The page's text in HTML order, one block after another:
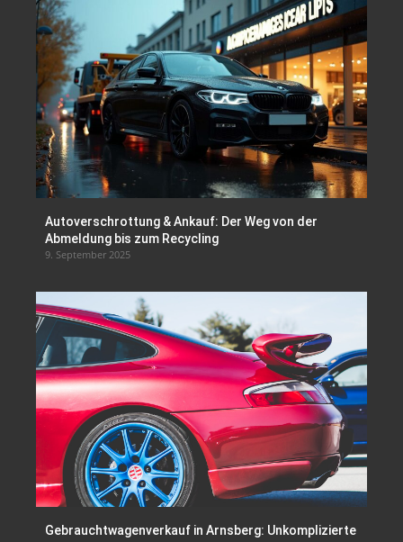
Autoverschrottung & Ankauf: Der Weg von der
Abmeldung bis zum Recycling
9. September 2025
Gebrauchtwagenverkauf in Arnsberg: Unkomplizierte